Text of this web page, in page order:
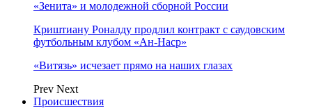
«Зенита» и молодежной сборной России
Криштиану Роналду продлил контракт с саудовским
футбольным клубом «Ан-Наср»
«Витязь» исчезает прямо на наших глазах
Prev Next
Происшествия